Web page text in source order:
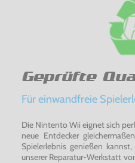
Geprüfte
Für einwandfreie
Die Nintento Wii eignet sich
neue Entdecker
Spielerlebnis genießen
unserer Reparatur-Werkstatt